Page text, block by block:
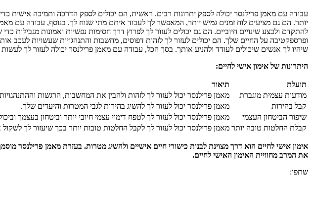
עבודה עם מאמן פרילנסר יכולה לספק יתרונות רבים. ראשית, הם יכולים לספק הדרכה ותמיכה אישית
יותר. הם גם מציעים לוח זמנים גמיש יותר, המאפשר לך לעבוד איתם מתי שנוח לך. בנוסף, עבודה עם
להתקדם ולבצע שינויים חיוביים. הם גם יכולים לעזור לך לפרוץ דרך חסימות נפשיות ואמונות
ופרספקטיבה על החיים שלך. הם יכולים לעזור לך לזהות דפוסים, מחשבות והתנהגויות שעשויות לעכב
שיהיו לך אנשים שיכולים לעודד ולהניע אותך. בסך הכל, עבודה עם מאמן פרילנסר יכולה לעזור לך
היתרונות של אימון אישי לחיים:
תועלת תיאור
מודעות עצמית מוגברת
מאמן פרילנסר יכול לעזור לך לזהות ולהבין את המחשבות, הרגשות
קבל בהירות
מאמן פרילנסר יכול לעזור לך להשיג בהירות לגבי המטרות והיעדים שלך.
שיפור הביטחון העצמי
מאמן פרילנסר יכול לעזור לך לטפח דימוי עצמי חיובי יותר וביטחון בעצמך
קבלת החלטות טובה יותר מאמן פרילנסר יכול לעזור לך לקבל החלטות טובות יותר בכך שיעזור לך
אימון אישי לחיים הוא דרך מצוינת לבנות כישורי חיים אישיים ולהשיג מטרות. בעזרת מאמן
את המרב מחוויית האימון האישי לחיים.
שתפו: